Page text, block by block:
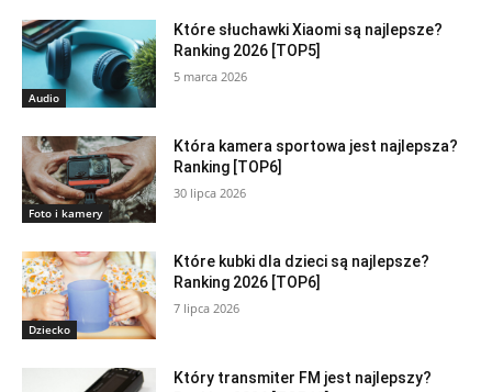
Audio
Które słuchawki Xiaomi są najlepsze?
Ranking 2026 [TOP5]
5 marca 2026
Foto i kamery
Która kamera sportowa jest najlepsza?
Ranking [TOP6]
30 lipca 2026
Dziecko
Które kubki dla dzieci są najlepsze?
Ranking 2026 [TOP6]
7 lipca 2026
Który transmiter FM jest najlepszy?